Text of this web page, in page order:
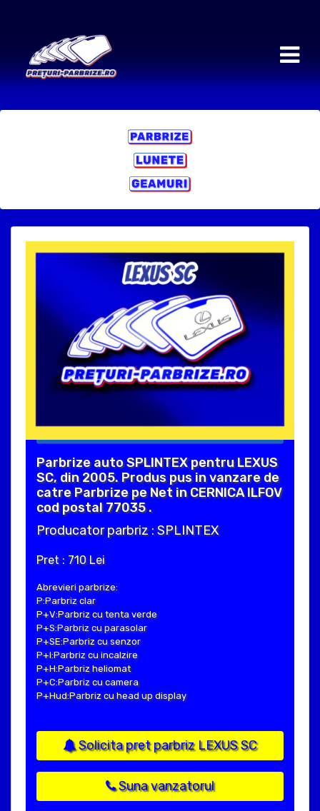
Parbrize auto SPLINTEX pentru LEXUS
SC, din 2005. Produs pus in vanzare de
catre Parbrize pe Net in CERNICA ILFOV
cod postal 77035 .
Producator parbriz : SPLINTEX
Pret : 710 Lei
Abrevieri parbrize:
P:Parbriz clar
P+V:Parbriz cu tenta verde
P+S:Parbriz cu parasolar
P+SE:Parbriz cu senzor
P+I:Parbriz cu incalzire
P+H:Parbriz heliomat
P+C:Parbriz cu camera
P+Hud:Parbriz cu head up display
Solicita pret parbriz LEXUS SC
Suna vanzatorul